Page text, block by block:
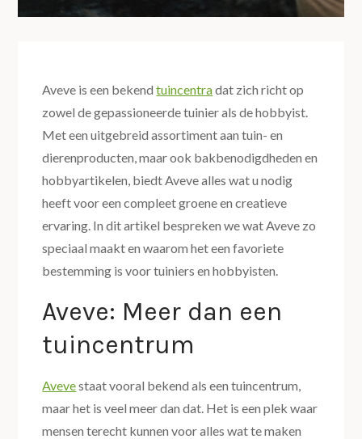
Aveve is een bekendtuincentradat zich richt op
zowel de gepassioneerde tuinier als de hobbyist.
Met een uitgebreid assortiment aan tuin- en
dierenproducten, maar ook bakbenodigdheden en
hobbyartikelen, biedt Aveve alles wat u nodig
heeft voor een compleet groene en creatieve
ervaring. In dit artikel bespreken we wat Aveve zo
speciaal maakt en waarom het een favoriete
bestemming is voor tuiniers en hobbyisten.
Aveve: Meer dan een
tuincentrum
Avevestaat vooral bekend als een tuincentrum,
maar het is veel meer dan dat. Het is een plek waar
mensen terecht kunnen voor alles wat te maken